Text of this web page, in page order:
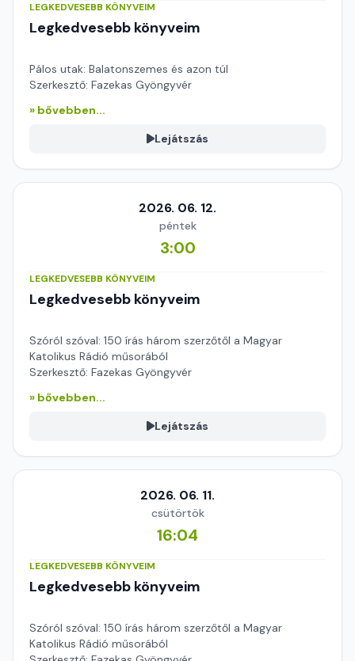
LEGKEDVESEBB KÖNYVEIM
Legkedvesebb könyveim
Pálos utak: Balatonszemes és azon túl
Szerkesztő: Fazekas Gyöngyvér
» bővebben...
Lejátszás
2026. 06. 12.
péntek
3:00
LEGKEDVESEBB KÖNYVEIM
Legkedvesebb könyveim
Szóról szóval: 150 írás három szerzőtől a Magyar
Katolikus Rádió műsorából
Szerkesztő: Fazekas Gyöngyvér
» bővebben...
Lejátszás
2026. 06. 11.
csütörtök
16:04
LEGKEDVESEBB KÖNYVEIM
Legkedvesebb könyveim
Szóról szóval: 150 írás három szerzőtől a Magyar
Katolikus Rádió műsorából